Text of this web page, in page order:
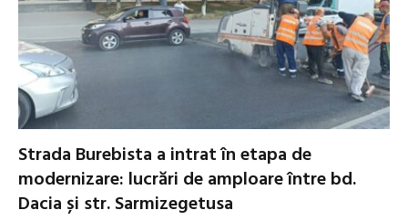
Strada Burebista a intrat în etapa de
modernizare: lucrări de amploare între bd.
Dacia și str. Sarmizegetusa